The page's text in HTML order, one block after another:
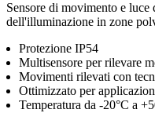
Sensore di movimento e
dell'illuminazione in zone
Protezione IP54
Multisensore per rilevare
Movimenti rilevati con
Ottimizzato per
Temperatura da -20°C a